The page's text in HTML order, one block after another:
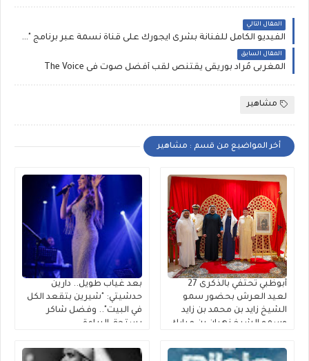
المقال التالي
الفيديو الكامل للفنانة بشرى ايجورك على قناة نسمة عبر برنامج " ناس نسمة"
المقال السابق
المغربى مُراد بوريقى يقتنص لقب أفضل صوت فى The Voice
مشاهير
أخر المواضيع من قسم : مشاهير
أبوظبي تحتفي بالذكرى 27
لعيد العرش بحضور سمو
الشيخ زايد بن محمد بن زايد
وسمو الشيخ نهيان بن مبارك
بعد غياب طويل.. دارين
حدشيتي: "شيرين بتقعد الكل
في البيت".. وفضل شاكر
يستحق البراءة